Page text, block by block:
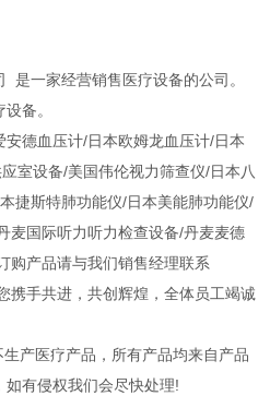
是一家经营销售医疗设备的公司。
备。
德血压计/日本欧姆龙血压计/日本
室设备/美国伟伦视力筛查仪/日本八
捷斯特肺功能仪/日本美能肺功能仪/
麦国际听力听力检查设备/丹麦麦德
购产品请与我们销售经理联系
携手共进，共创辉煌，全体员工竭诚
产医疗产品，所有产品均来自产品
有侵权我们会尽快处理!